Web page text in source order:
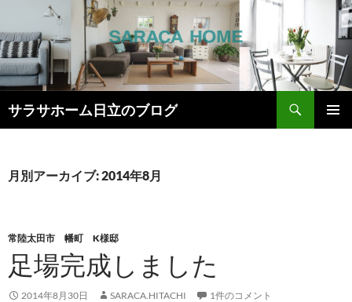
サラサホーム日立のブログ
索
ン
キ
ッ
プ
月別アーカイブ: 2014年8月
常陸太田市 幡町 K様邸
足場完成しました
2014年8月30日 SARACA.HITACHI 1件のコメント